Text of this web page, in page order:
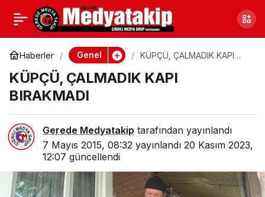
Haberler Genel
KÜPÇÜ, ÇALMADIK KAPI
KÜPÇÜ, ÇALMADIK KAPI
BIRAKMADI
Gerede Medyatakip tarafından yayınlandı
7 Mayıs 2015, 08:32 yayınlandı 20 Kasım 2023,
12:07 güncellendi
“ÜÇÜ BİR ARADA
KARMA SERGİ”
Paylaş